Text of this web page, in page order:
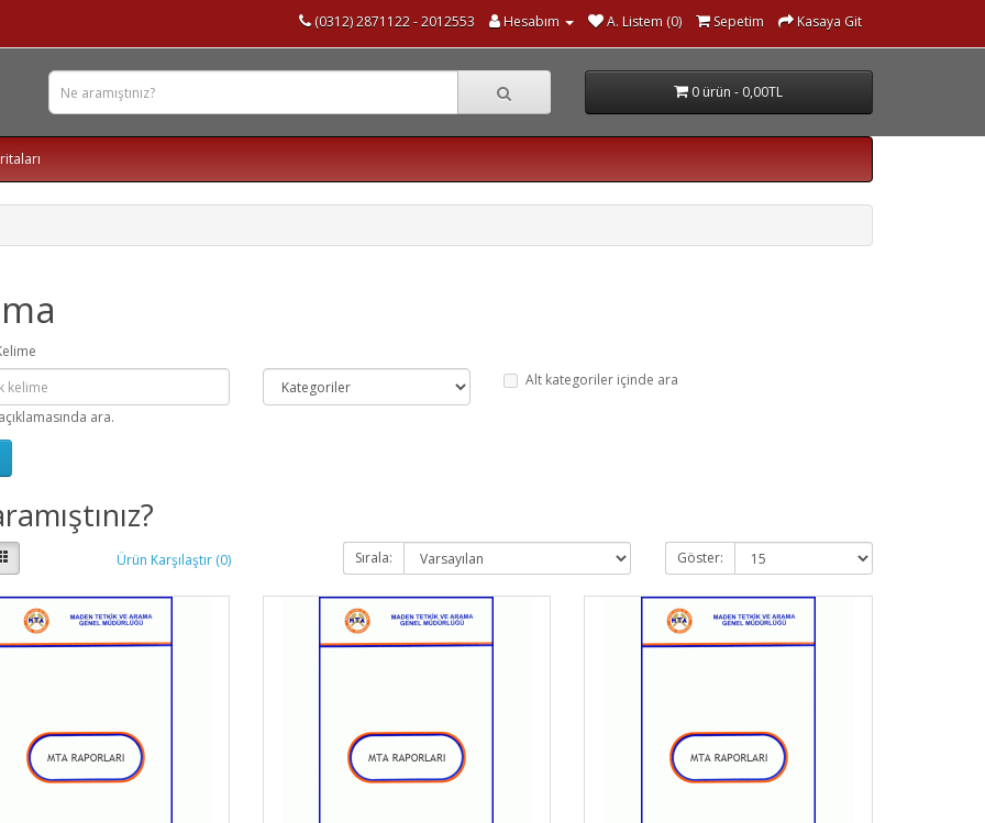
(0312) 2871122 - 2012553 Hesabım A. Listem (0) Sepetim Kasaya Git
0 ürün - 0,00TL
Alt kategoriler içinde ara
ara.
Ürün Karşılaştır (0) Sırala: Göster: